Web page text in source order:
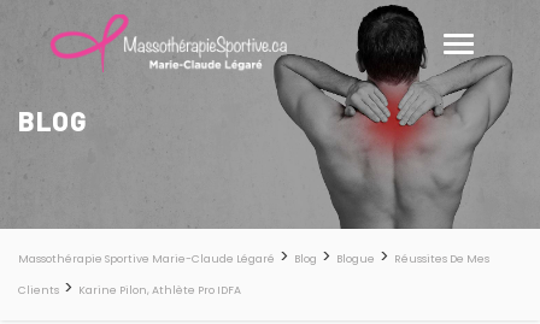
BLOG
Massothérapie Sportive Marie-Claude Légaré > Blog > Blogue > Réussites De Mes
Clients > Karine Pilon, Athlète Pro IDFA